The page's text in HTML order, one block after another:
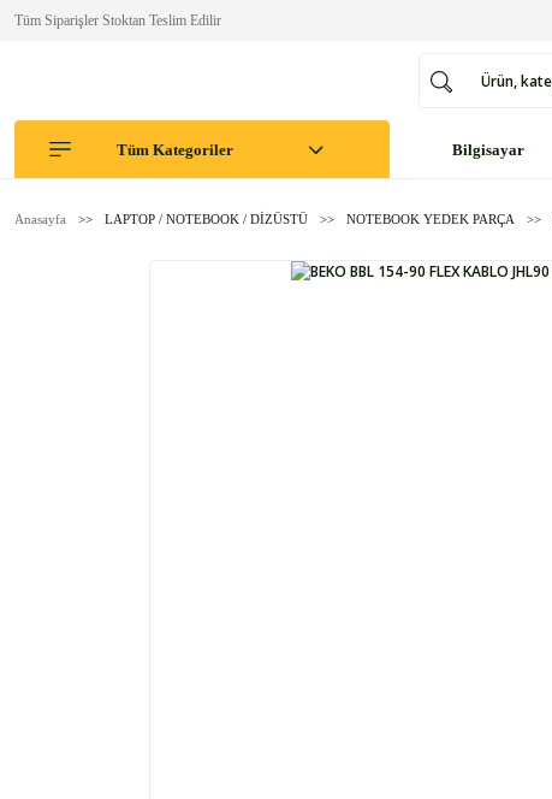
Tüm Siparişler Stoktan Teslim Edilir
Tüm Kategoriler Bilgisayar
Anasayfa LAPTOP / NOTEBOOK / DİZÜSTÜ NOTEBOOK YEDEK PARÇA